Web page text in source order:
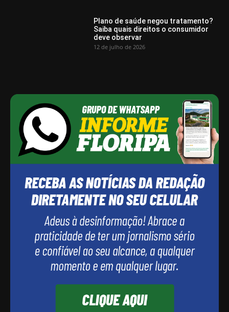
Plano de saúde negou tratamento?
Saiba quais direitos o consumidor
deve observar
12 de julho de 2026